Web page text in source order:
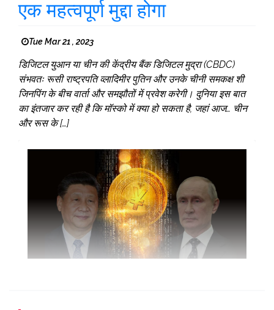
एक महत्वपूर्ण मुद्दा होगा
Tue Mar 21 , 2023
डिजिटल युआन या चीन की केंद्रीय बैंक डिजिटल मुद्रा (CBDC)
संभवतः रूसी राष्ट्रपति व्लादिमीर पुतिन और उनके चीनी समकक्ष शी
जिनपिंग के बीच वार्ता और समझौतों में प्रवेश करेगी। दुनिया इस बात
का इंतजार कर रही है कि मॉस्को में क्या हो सकता है, जहां आज… चीन
और रूस के […]